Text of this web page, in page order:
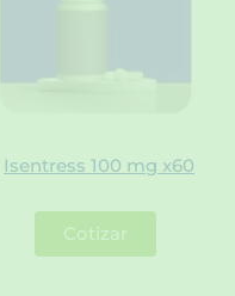
Isentress 100 mg x60
Cotizar